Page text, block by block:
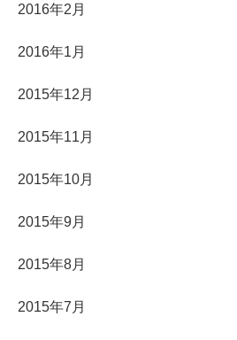
2016年2月
2016年1月
2015年12月
2015年11月
2015年10月
2015年9月
2015年8月
2015年7月